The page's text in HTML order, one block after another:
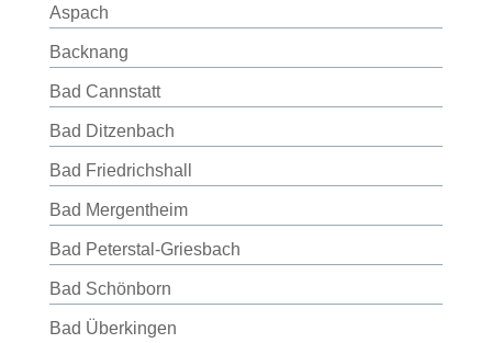
Aspach
Backnang
Bad Cannstatt
Bad Ditzenbach
Bad Friedrichshall
Bad Mergentheim
Bad Peterstal-Griesbach
Bad Schönborn
Bad Überkingen